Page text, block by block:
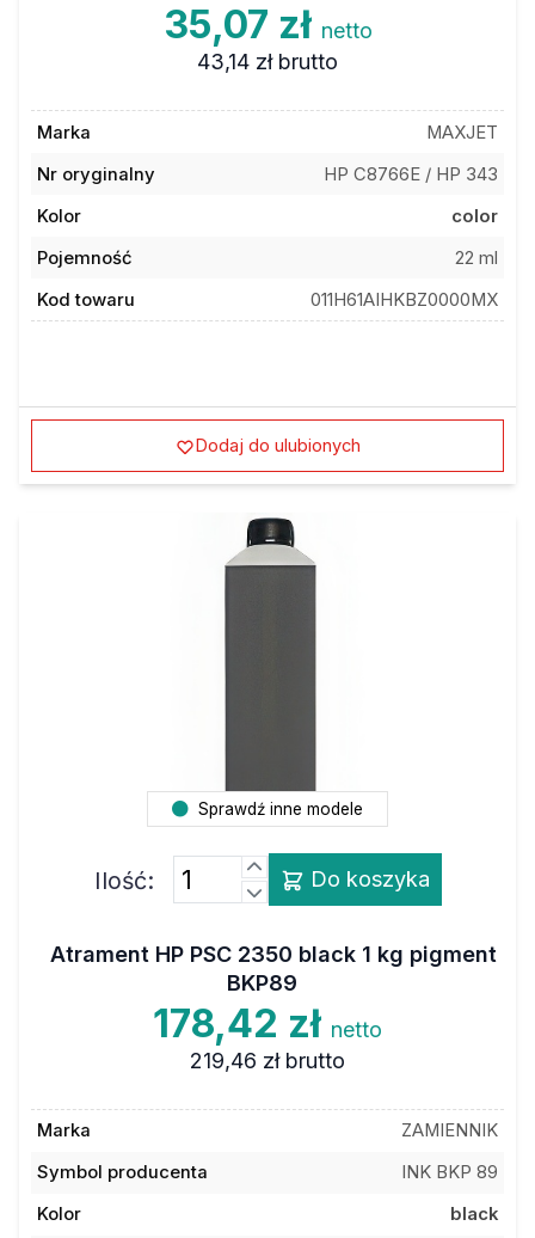
35,07 zł netto
43,14 zł brutto
Marka
MAXJET
Nr oryginalny
HP C8766E / HP 343
Kolor
color
Pojemność
22 ml
Kod towaru
011H61AIHKBZ0000MX
Dodaj do ulubionych
Sprawdź inne modele
Ilość: Do koszyka
Atrament HP PSC 2350 black 1 kg pigment
BKP89
178,42 zł netto
219,46 zł brutto
Marka
ZAMIENNIK
Symbol producenta
INK BKP 89
Kolor
black